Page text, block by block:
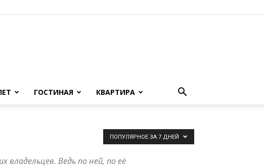
ГОСТИНАЯ КВАРТИРА
владельцев. Ведь по ней, по её
ПОПУЛЯРНОЕ ЗА 7 ДНЕЙ